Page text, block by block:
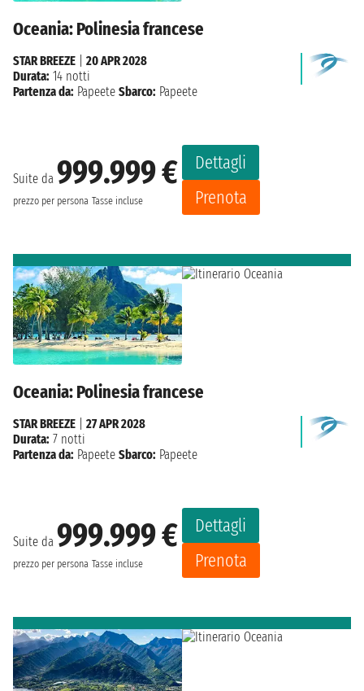
Oceania: Polinesia francese
Suite da 999.999 €
prezzo per persona Tasse incluse
Dettagli
Prenota
STAR BREEZE
20 APR 2028
Durata: 14 notti
Partenza da: Papeete Sbarco: Papeete
Oceania: Polinesia francese
Suite da 999.999 €
prezzo per persona Tasse incluse
Dettagli
Prenota
STAR BREEZE
27 APR 2028
Durata: 7 notti
Partenza da: Papeete Sbarco: Papeete